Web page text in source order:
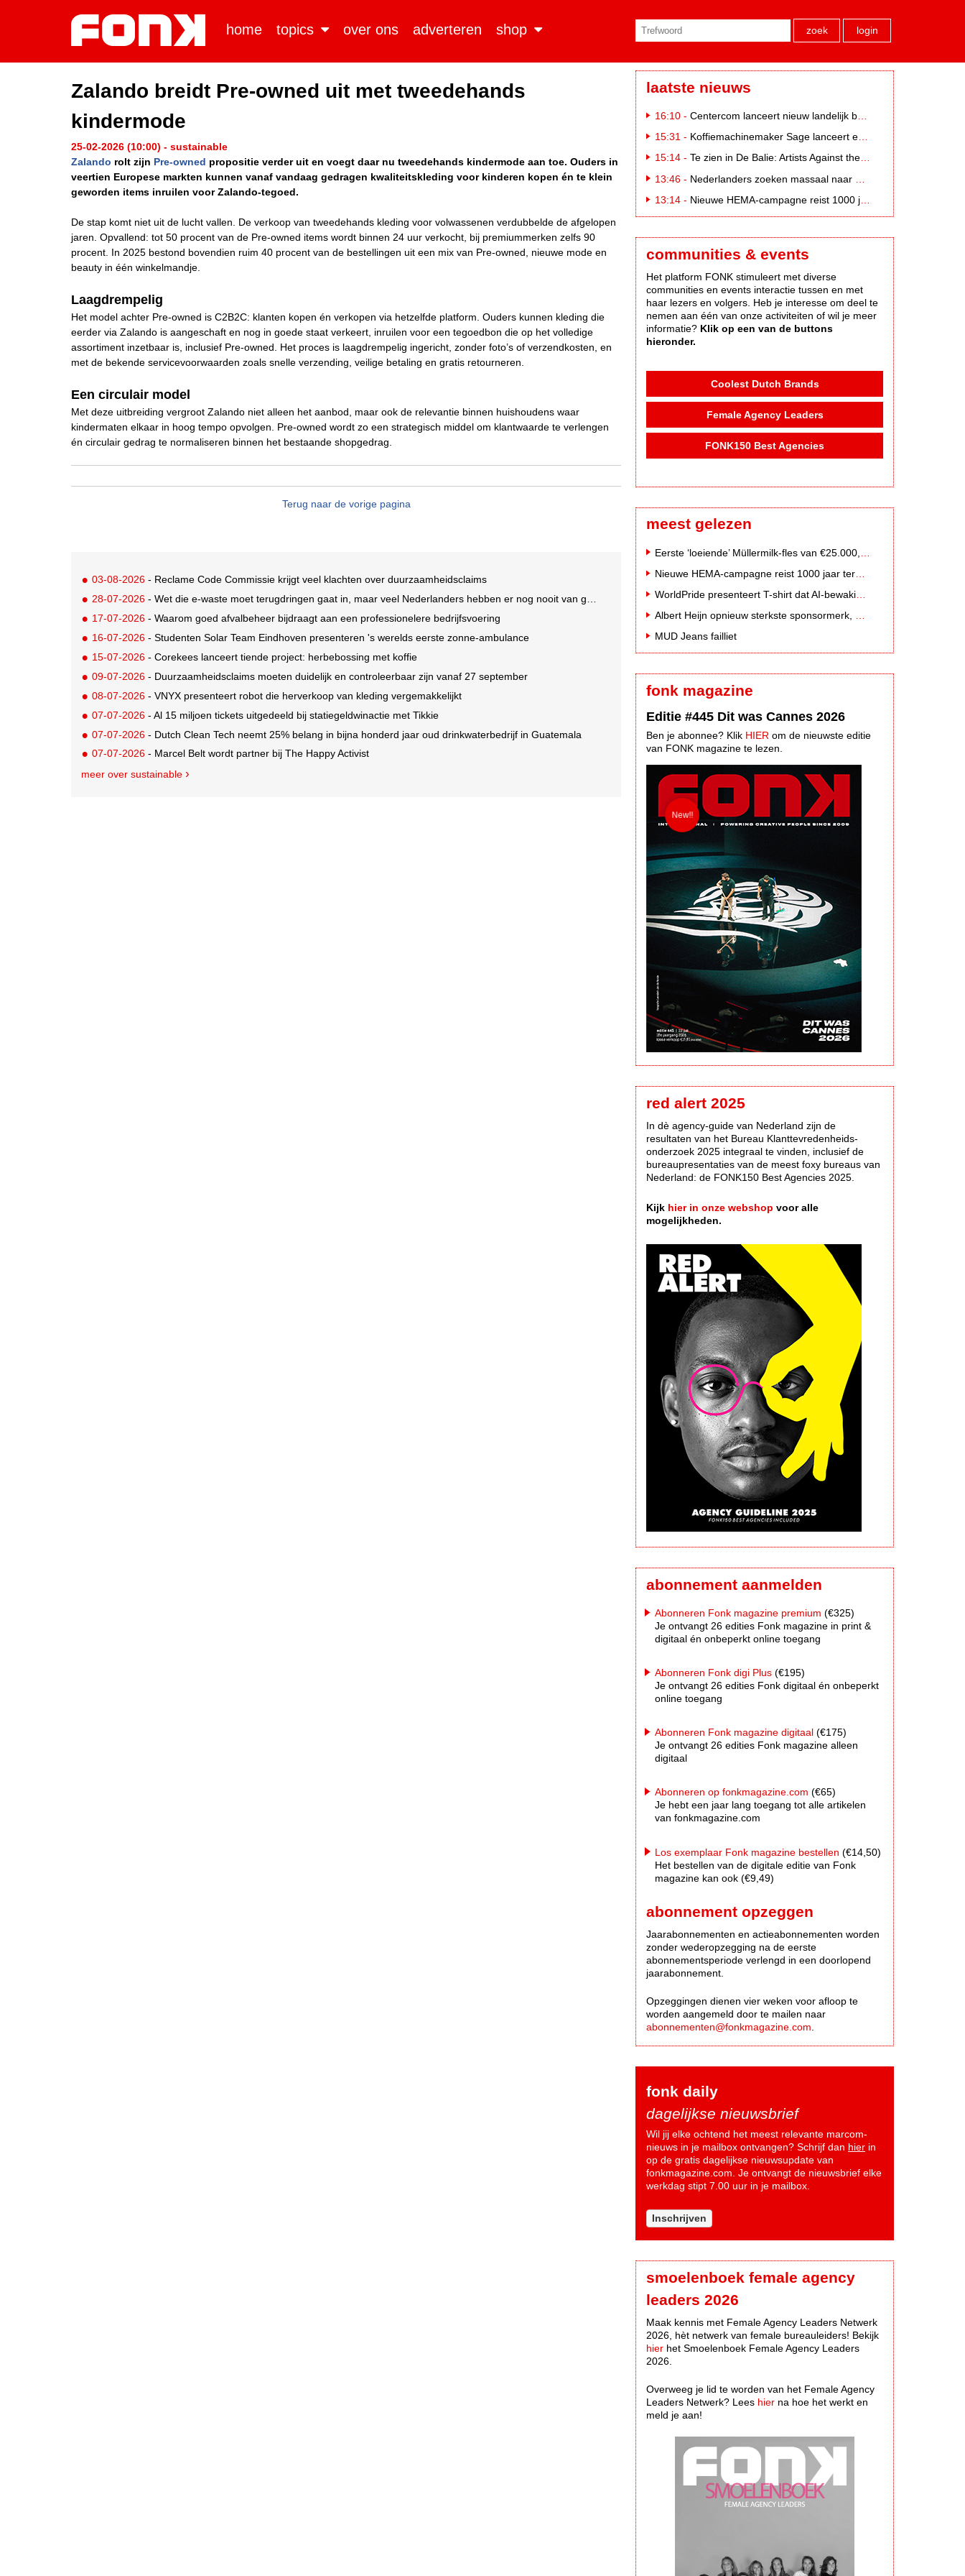
home topics over ons adverteren shop zoek login
Zalando breidt Pre-owned uit met tweedehands
kindermode
25-02-2026 (10:00) - sustainable
Zalando rolt zijn Pre-owned propositie verder uit en voegt daar nu tweedehands kindermode aan toe. Ouders in
veertien Europese markten kunnen vanaf vandaag gedragen kwaliteitskleding voor kinderen kopen én te klein
geworden items inruilen voor Zalando-tegoed.
De stap komt niet uit de lucht vallen. De verkoop van tweedehands kleding voor volwassenen verdubbelde de afgelopen
jaren. Opvallend: tot 50 procent van de Pre-owned items wordt binnen 24 uur verkocht, bij premiummerken zelfs 90
procent. In 2025 bestond bovendien ruim 40 procent van de bestellingen uit een mix van Pre-owned, nieuwe mode en
beauty in één winkelmandje.
Laagdrempelig
Het model achter Pre-owned is C2B2C: klanten kopen én verkopen via hetzelfde platform. Ouders kunnen kleding die
eerder via Zalando is aangeschaft en nog in goede staat verkeert, inruilen voor een tegoedbon die op het volledige
assortiment inzetbaar is, inclusief Pre-owned. Het proces is laagdrempelig ingericht, zonder foto’s of verzendkosten, en
met de bekende servicevoorwaarden zoals snelle verzending, veilige betaling en gratis retourneren.
Een circulair model
Met deze uitbreiding vergroot Zalando niet alleen het aanbod, maar ook de relevantie binnen huishoudens waar
kindermaten elkaar in hoog tempo opvolgen. Pre-owned wordt zo een strategisch middel om klantwaarde te verlengen
én circulair gedrag te normaliseren binnen het bestaande shopgedrag.
Terug naar de vorige pagina
03-08-2026 - Reclame Code Commissie krijgt veel klachten over duurzaamheidsclaims
28-07-2026 - Wet die e-waste moet terugdringen gaat in, maar veel Nederlanders hebben er nog nooit van gehoord
17-07-2026 - Waarom goed afvalbeheer bijdraagt aan een professionelere bedrijfsvoering
16-07-2026 - Studenten Solar Team Eindhoven presenteren 's werelds eerste zonne-ambulance
15-07-2026 - Corekees lanceert tiende project: herbebossing met koffie
09-07-2026 - Duurzaamheidsclaims moeten duidelijk en controleerbaar zijn vanaf 27 september
08-07-2026 - VNYX presenteert robot die herverkoop van kleding vergemakkelijkt
07-07-2026 - Al 15 miljoen tickets uitgedeeld bij statiegeldwinactie met Tikkie
07-07-2026 - Dutch Clean Tech neemt 25% belang in bijna honderd jaar oud drinkwaterbedrijf in Guatemala
07-07-2026 - Marcel Belt wordt partner bij The Happy Activist
meer over sustainable
laatste nieuws
16:10 - Centercom lanceert nieuw landelijk buitereclamenetwerk: City Cubes
15:31 - Koffiemachinemaker Sage lanceert e-commerceplatform voor koffieliefhebbers
15:14 - Te zien in De Balie: Artists Against the Kremlin III
13:46 - Nederlanders zoeken massaal naar eclipsbrillen op Marktplaats
13:14 - Nieuwe HEMA-campagne reist 1000 jaar terug in de tijd naar 'Hemastein'
communities & events
Het platform FONK stimuleert met diverse
communities en events interactie tussen en met
haar lezers en volgers. Heb je interesse om deel te
nemen aan één van onze activiteiten of wil je meer
informatie? Klik op een van de buttons
hieronder.
Coolest Dutch Brands
Female Agency Leaders
FONK150 Best Agencies
meest gelezen
MUD Jeans failliet
fonk magazine
Editie #445 Dit was Cannes 2026
Ben je abonnee? Klik HIER om de nieuwste editie
van FONK magazine te lezen.
red alert 2025
In dè agency-guide van Nederland zijn de
resultaten van het Bureau Klanttevredenheids-
onderzoek 2025 integraal te vinden, inclusief de
bureaupresentaties van de meest foxy bureaus van
Nederland: de FONK150 Best Agencies 2025.
Kijk hier in onze webshop voor alle
mogelijkheden.
abonnement aanmelden
Abonneren Fonk magazine premium (€325)
Je ontvangt 26 edities Fonk magazine in print &
digitaal én onbeperkt online toegang
Abonneren Fonk digi Plus (€195)
Je ontvangt 26 edities Fonk digitaal én onbeperkt
online toegang
Abonneren Fonk magazine digitaal (€175)
Je ontvangt 26 edities Fonk magazine alleen
digitaal
Abonneren op fonkmagazine.com (€65)
Je hebt een jaar lang toegang tot alle artikelen
van fonkmagazine.com
Los exemplaar Fonk magazine bestellen (€14,50)
Het bestellen van de digitale editie van Fonk
magazine kan ook (€9,49)
abonnement opzeggen
Jaarabonnementen en actieabonnementen worden
zonder wederopzegging na de eerste
abonnementsperiode verlengd in een doorlopend
jaarabonnement.
Opzeggingen dienen vier weken voor afloop te
worden aangemeld door te mailen naar
abonnementen@fonkmagazine.com
fonk daily
dagelijkse nieuwsbrief
Wil jij elke ochtend het meest relevante marcom-
nieuws in je mailbox ontvangen? Schrijf dan hier in
op de gratis dagelijkse nieuwsupdate van
fonkmagazine.com. Je ontvangt de nieuwsbrief elke
werkdag stipt 7.00 uur in je mailbox.
Inschrijven
smoelenboek female agency
leaders 2026
Maak kennis met Female Agency Leaders Netwerk
2026, hèt netwerk van female bureauleiders! Bekijk
hier het Smoelenboek Female Agency Leaders
2026.
Overweeg je lid te worden van het Female Agency
Leaders Netwerk? Lees hier na hoe het werkt en
meld je aan!